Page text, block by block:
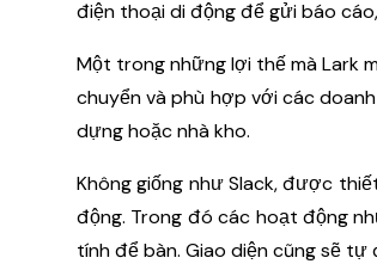
điện thoại di động để gửi báo
Một trong những lợi thế mà Lark
chuyển và phù hợp với các
dựng hoặc nhà kho.
Không giống như Slack, được
động. Trong đó các hoạt động
tính để bàn. Giao diện cũng sẽ